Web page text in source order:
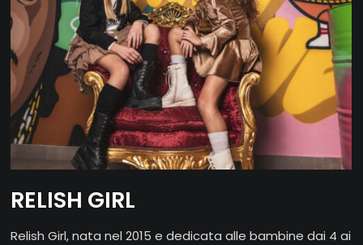
RELISH GIRL
Relish Girl, nata nel 2015 e dedicata alle bambine dai 4 ai